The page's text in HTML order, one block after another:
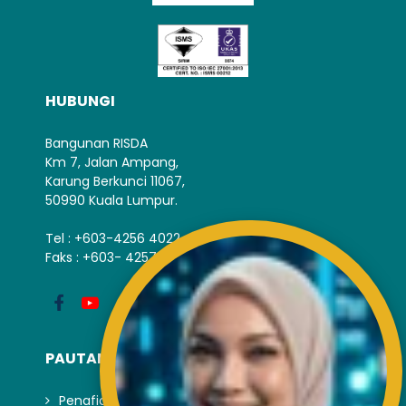
HUBUNGI
Bangunan RISDA
Km 7, Jalan Ampang,
Karung Berkunci 11067,
50990 Kuala Lumpur.
Tel : +603-4256 4022
Faks : +603- 4257 6726
PAUTAN LUAR
Penafian